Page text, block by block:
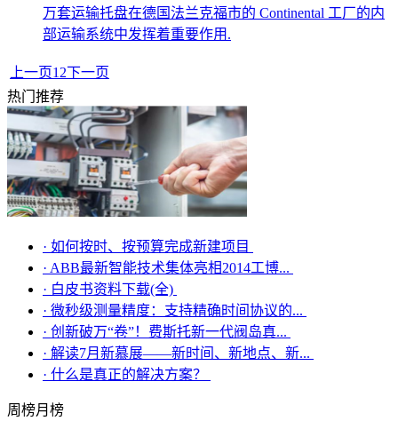
万套运输托盘在德国法兰克福市的 Continental 工厂的内
部运输系统中发挥着重要作用.
上一页1 2下一页
热门推荐
· 如何按时、按预算完成新建项目
· ABB最新智能技术集体亮相2014工博...
· 白皮书资料下载(全)
· 微秒级测量精度：支持精确时间协议的...
· 创新破万“卷”！费斯托新一代阀岛真...
· 解读7月新慕展——新时间、新地点、新...
· 什么是真正的解决方案？
周榜月榜